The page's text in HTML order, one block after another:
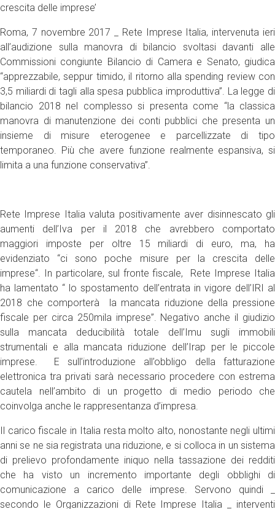
crescita delle imprese’
Roma, 7 novembre 2017 _ Rete Imprese Italia, intervenuta ieri
all’audizione sulla manovra di bilancio svoltasi davanti alle
Commissioni congiunte Bilancio di Camera e Senato, giudica
“apprezzabile, seppur timido, il ritorno alla spending review con
3,5 miliardi di tagli alla spesa pubblica improduttiva”. La legge di
bilancio 2018 nel complesso si presenta come “la classica
manovra di manutenzione dei conti pubblici che presenta un
insieme di misure eterogenee e parcellizzate di tipo
temporaneo. Più che avere funzione realmente espansiva, si
limita a una funzione conservativa”.
Rete Imprese Italia valuta positivamente aver disinnescato gli
aumenti dell’Iva per il 2018 che avrebbero comportato
maggiori imposte per oltre 15 miliardi di euro, ma, ha
evidenziato “ci sono poche misure per la crescita delle
imprese“. In particolare, sul fronte fiscale, Rete Imprese Italia
ha lamentato “ lo spostamento dell’entrata in vigore dell’IRI al
2018 che comporterà la mancata riduzione della pressione
fiscale per circa 250mila imprese”. Negativo anche il giudizio
sulla mancata deducibilità totale dell’Imu sugli immobili
strumentali e alla mancata riduzione dell’Irap per le piccole
imprese. E sull’introduzione all’obbligo della fatturazione
elettronica tra privati sarà necessario procedere con estrema
cautela nell’ambito di un progetto di medio periodo che
coinvolga anche le rappresentanza d’impresa.
Il carico fiscale in Italia resta molto alto, nonostante negli ultimi
anni se ne sia registrata una riduzione, e si colloca in un sistema
di prelievo profondamente iniquo nella tassazione dei redditi
che ha visto un incremento importante degli obblighi di
comunicazione a carico delle imprese. Servono quindi _
secondo le Organizzazioni di Rete Imprese Italia _ interventi